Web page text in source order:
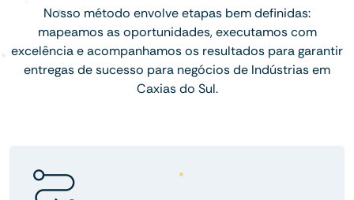
Nosso método envolve etapas bem definidas:
mapeamos as oportunidades, executamos com
excelência e acompanhamos os resultados para garantir
entregas de sucesso para negócios de Indústrias em
Caxias do Sul.